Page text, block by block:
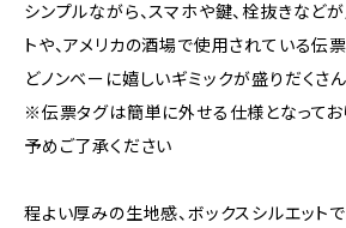
シンプルながら、スマホや鍵、栓抜きなど
トや、アメリカの酒場で使用されている伝
どノンベーに嬉しいギミックが盛りだくさん
※伝票タグは簡単に外せる仕様となってお
予めご了承ください
程よい厚みの生地感、ボックスシルエット